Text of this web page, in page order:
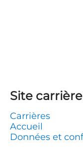
Site carrière
Carrières
Accueil
Données et